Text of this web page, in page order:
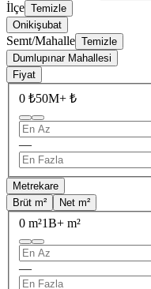
İlçe Temizle
Onikişubat
Semt/Mahalle Temizle
Dumlupınar Mahallesi
Fiyat
0 ₺50M+ ₺
—
Metrekare
Brüt m²
Net m²
0 m²1B+ m²
—